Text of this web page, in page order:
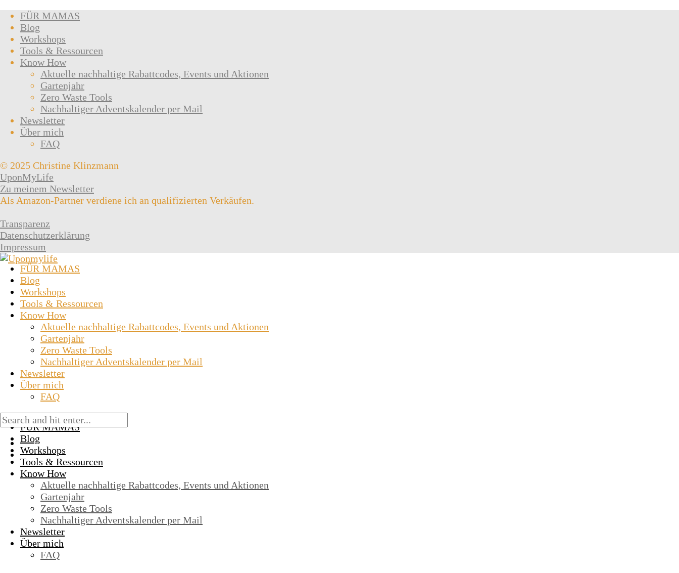
FÜR MAMAS
Blog
Workshops
Tools & Ressourcen
Know How
Aktuelle nachhaltige Rabattcodes, Events und Aktionen
Gartenjahr
Zero Waste Tools
Nachhaltiger Adventskalender per Mail
Newsletter
Über mich
FAQ
© 2025 Christine Klinzmann
UponMyLife
Zu meinem Newsletter
Als Amazon-Partner verdiene ich an qualifizierten Verkäufen.
Transparenz
Datenschutzerklärung
Impressum
FÜR MAMAS
Blog
Workshops
Tools & Ressourcen
Know How
Aktuelle nachhaltige Rabattcodes, Events und Aktionen
Gartenjahr
Zero Waste Tools
Nachhaltiger Adventskalender per Mail
Newsletter
Über mich
FAQ
FÜR MAMAS
Blog
Workshops
Tools & Ressourcen
Know How
Aktuelle nachhaltige Rabattcodes, Events und Aktionen
Gartenjahr
Zero Waste Tools
Nachhaltiger Adventskalender per Mail
Newsletter
Über mich
FAQ